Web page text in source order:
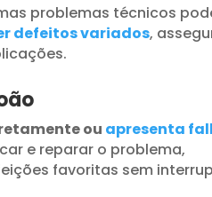
problemas técnicos
defeitos variados,
ou apresenta
e reparar o problema,
favoritas sem